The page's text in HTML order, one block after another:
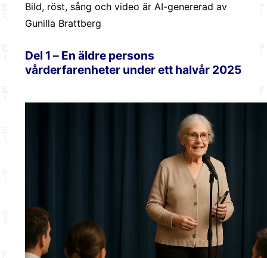
Bild, röst, sång och video är AI-genererad av
Gunilla Brattberg
Del 1 – En äldre persons
vårderfarenheter under ett halvår 2025